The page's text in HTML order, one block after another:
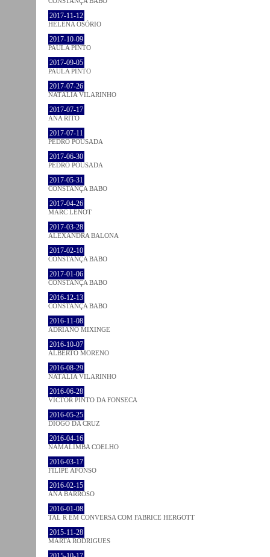
2017-11-12
HELENA OSÓRIO
2017-10-09
PAULA PINTO
2017-09-05
PAULA PINTO
2017-07-26
NATÁLIA VILARINHO
2017-07-17
ANA RITO
2017-07-11
PEDRO POUSADA
2017-06-30
PEDRO POUSADA
2017-05-31
CONSTANÇA BABO
2017-04-26
MARC LENOT
2017-03-28
ALEXANDRA BALONA
2017-02-10
CONSTANÇA BABO
2017-01-06
CONSTANÇA BABO
2016-12-13
CONSTANÇA BABO
2016-11-08
ADRIANO MIXINGE
2016-10-07
ALBERTO MORENO
2016-08-29
NATÁLIA VILARINHO
2016-06-28
VICTOR PINTO DA FONSECA
2016-05-25
DIOGO DA CRUZ
2016-04-16
NAMALIMBA COELHO
2016-03-17
FILIPE AFONSO
2016-02-15
ANA BARROSO
2016-01-08
TAL R EM CONVERSA COM FABRICE HERGOTT
2015-11-28
MARTA RODRIGUES